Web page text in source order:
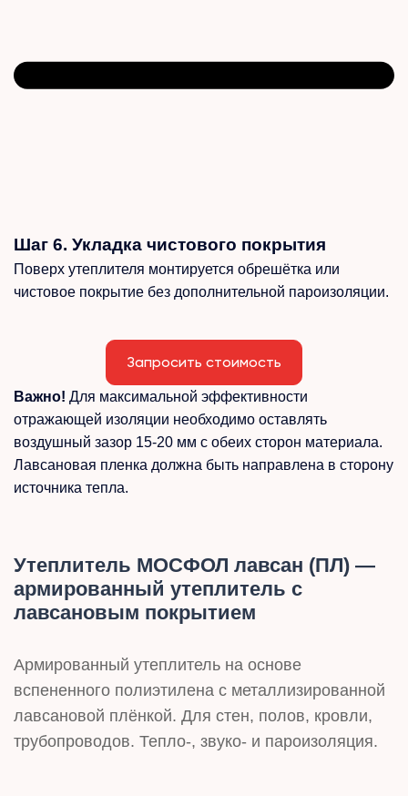
Шаг 6. Укладка чистового покрытия
Поверх утеплителя монтируется обрешётка или
чистовое покрытие без дополнительной пароизоляции.
Запросить стоимость
Важно! Для максимальной эффективности
отражающей изоляции необходимо оставлять
воздушный зазор 15-20 мм с обеих сторон материала.
Лавсановая пленка должна быть направлена в сторону
источника тепла.
Утеплитель МОСФОЛ лавсан (ПЛ) —
армированный утеплитель с
лавсановым покрытием
Армированный утеплитель на основе
вспененного полиэтилена с металлизированной
лавсановой плёнкой. Для стен, полов, кровли,
трубопроводов. Тепло-, звуко- и пароизоляция.